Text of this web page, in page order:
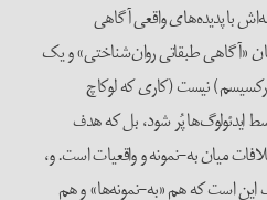
پدیده‌های واقعی آگاهی
طبقاتی روان‌شناختی» و یک
نیست (کاری که لوکاچ
پُر شود، بل که هدف
میان به-نمونه‌ و واقعیات است. و،
است که هم «به-نمونه‌ها» و هم